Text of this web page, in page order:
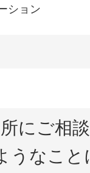
ション
にご相
うなこと